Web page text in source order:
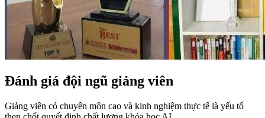
Đánh giá đội ngũ giảng viên
Giảng viên có chuyên môn cao và kinh nghiệm thực tế là yếu tố